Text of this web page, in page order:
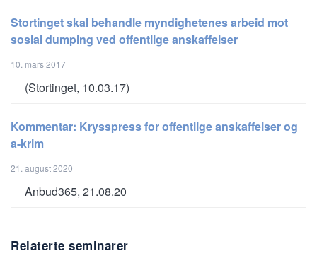
Stortinget skal behandle myndighetenes arbeid mot
sosial dumping ved offentlige anskaffelser
10. mars 2017
(Stortinget, 10.03.17)
Kommentar: Krysspress for offentlige anskaffelser og
a-krim
21. august 2020
Anbud365, 21.08.20
Relaterte seminarer